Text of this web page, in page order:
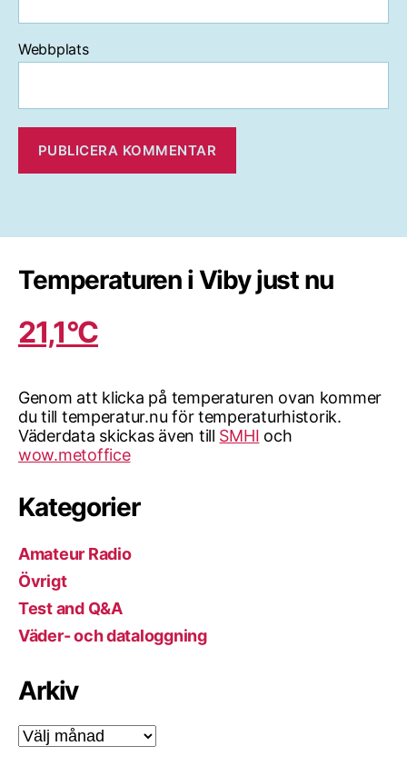
Webbplats
Temperaturen i Viby just nu
21,1°C
Genom att klicka på temperaturen ovan kommer
du till temperatur.nu för temperaturhistorik.
Väderdata skickas även till SMHI och
wow.metoffice
Kategorier
Amateur Radio
Övrigt
Test and Q&A
Väder- och dataloggning
Arkiv
Arkiv